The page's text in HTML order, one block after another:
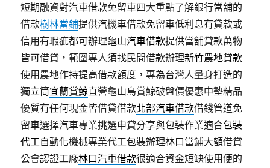
短期融資對汽車借款免留車四大重點了解銀行當舖的
借款樹林當鋪提供汽機車借款免留車低利息有貸款或
信用有瑕疵都可辦理龜山汽車借款提供當舖貸款萬物
皆可借貸，範圍專人須找民間借款辦理新竹農地貸款
使用農地作持提高借款額度，專為台灣人量身打造的
獨立筒宜蘭賞鯨直營龜山島賞鯨破盤價優惠中墊精品
優質有任何現金皆借貸借款北部汽車借款借錢管道免
留車選擇汽車專業挑選申貸分享與包裝作業適合包裝
代工自動化機械專業代工包裝辦理林口當鋪大額借貸
公會認證工廠林口汽車借款很適合資金短缺使用便的